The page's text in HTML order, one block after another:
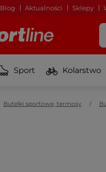
Blog Aktualności Sklepy
Sport Kolarstwo
Butelki sportowe, termosy